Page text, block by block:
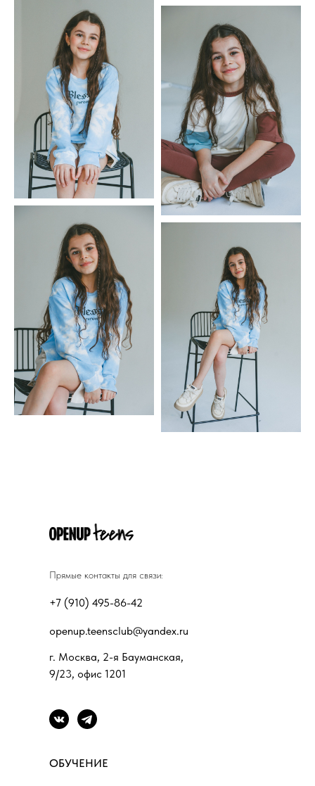
г. Москва, 2-я Бауманская,
9/23, офис 1201
+7 (910) 495-86-42
openup.teensclub@yandex.ru
Прямые контакты для связи:
ОБУЧЕНИЕ